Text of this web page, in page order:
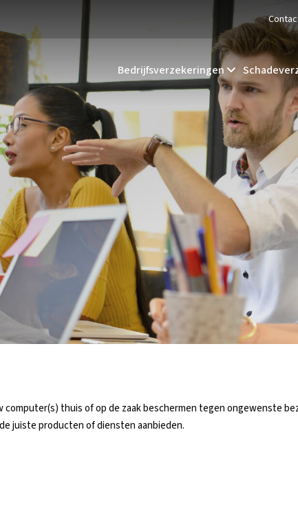
Bedrijfsverzekeringen
thuis of op de zaak beschermen tegen ongewenste
juiste producten of diensten aanbieden.